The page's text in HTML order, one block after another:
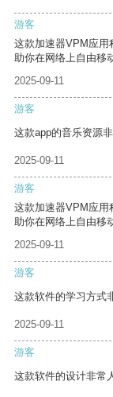
游客
这款加速器VPM应用
助你在网络上自由移
2025-09-11
游客
这款app的音乐资源
2025-09-11
游客
这款加速器VPM应用
助你在网络上自由移
2025-09-11
游客
这款软件的学习方式
2025-09-11
游客
这款软件的设计非常